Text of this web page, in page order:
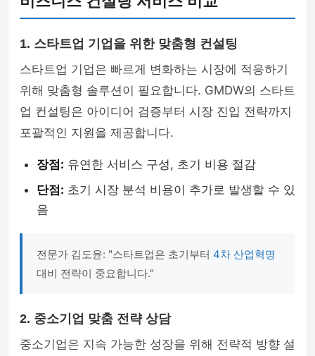
1. 스타트업 기업을 위한 맞춤형 컨설팅
스타트업 기업은 빠르게 변화하는 시장에 적응하기
위해 맞춤형 솔루션이 필요합니다. GMDW의 스타트
업 컨설팅은 아이디어 검증부터 시장 진입 전략까지
포괄적인 지원을 제공합니다.
장점: 유연한 서비스 구성, 초기 비용 절감
단점: 초기 시장 분석 비용이 추가로 발생할 수 있
음
전문가 김도윤: "스타트업은 초기부터 4차 산업혁명
대비 전략이 중요합니다."
2. 중소기업 맞춤 전략 상담
중소기업은 지속 가능한 성장을 위해 전략적 방향 설